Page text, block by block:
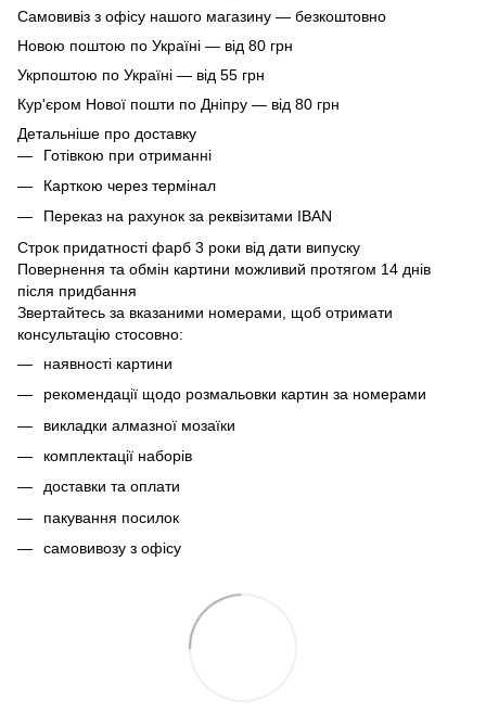
Самовивіз з офісу нашого магазину — безкоштовно
Новою поштою по Україні — від 80 грн
Укрпоштою по Україні — від 55 грн
Кур'єром Нової пошти по Дніпру — від 80 грн
Детальніше про доставку
Готівкою при отриманні
Карткою через термінал
Переказ на рахунок за реквізитами IBAN
Строк придатності фарб 3 роки від дати випуску
Повернення та обмін картини можливий протягом 14 днів
після придбання
Звертайтесь за вказаними номерами, щоб отримати
консультацію стосовно:
наявності картини
рекомендації щодо розмальовки картин за номерами
викладки алмазної мозаїки
комплектації наборів
доставки та оплати
пакування посилок
самовивозу з офісу